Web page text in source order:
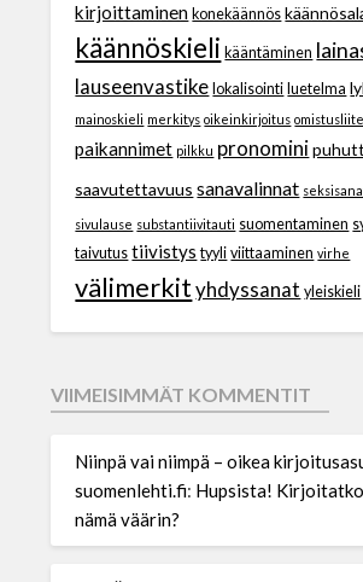
kirjoittaminen konekäännös
käännöskieli kääntäminen
lauseenvastike lokalisointi luetelma
mainoskieli merkitys oikeinkirjoitus omistusliite
paikannimet pilkku pronomini
saavutettavuus sanavalinnat
sivulause substantiivitauti suomentaminen
taivutus tiivistys tyyli viittaaminen virhe
välimerkit yhdyssanat yleiskieli
VIIMEISIMMÄT KOMMENTIT
Niinpä vai niimpä – oikea
suomenlehti.fi: Hupsista!
nämä väärin?